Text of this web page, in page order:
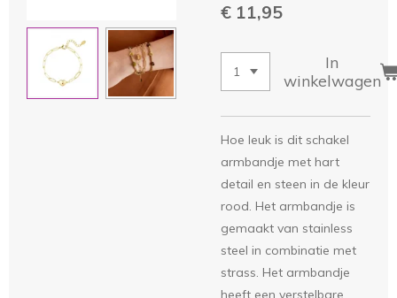
€ 11,95
In
winkelwagen
Hoe leuk is dit schakel
armbandje met hart
detail en steen in de kleur
rood. Het armbandje is
gemaakt van stainless
steel in combinatie met
strass. Het armbandje
heeft een verstelbare